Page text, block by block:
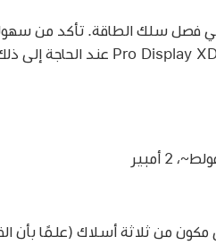
هي فصل سلك الطاقة. تأكد من
من ثلاثة أسلاك (علمًا بأن